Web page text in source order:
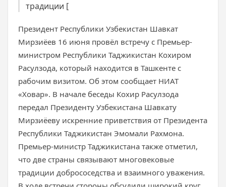
традиции [
Президент Республики Узбекистан Шавкат
Мирзиёев 16 июня провёл встречу с Премьер-
министром Республики Таджикистан Кохиром
Расулзода, который находится в Ташкенте с
рабочим визитом. Об этом сообщает НИАТ
«Ховар». В начале беседы Кохир Расулзода
передал Президенту Узбекистана Шавкату
Мирзиёеву искренние приветствия от Президента
Республики Таджикистан Эмомали Рахмона.
Премьер-министр Таджикистана также отметил,
что две страны связывают многовековые
традиции добрососедства и взаимного уважения.